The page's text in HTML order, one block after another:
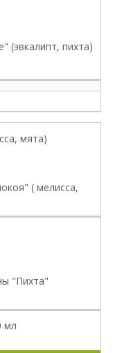
(эвкалипт, пихта)
мята)
( мелисса,
"Пихта"
мл